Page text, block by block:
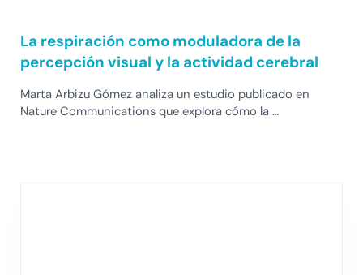
La respiración como moduladora de la
percepción visual y la actividad cerebral
Marta Arbizu Gómez analiza un estudio publicado en
Nature Communications que explora cómo la …